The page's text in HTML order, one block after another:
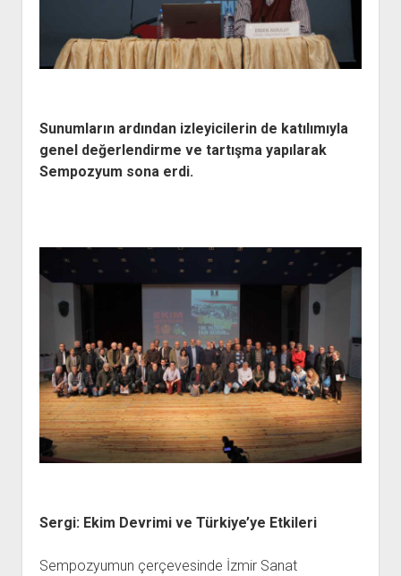
Sunumların ardından izleyicilerin de katılımıyla
genel değerlendirme ve tartışma yapılarak
Sempozyum sona erdi.
Sergi: Ekim Devrimi ve Türkiye’ye Etkileri
Sempozyumun çerçevesinde İzmir Sanat